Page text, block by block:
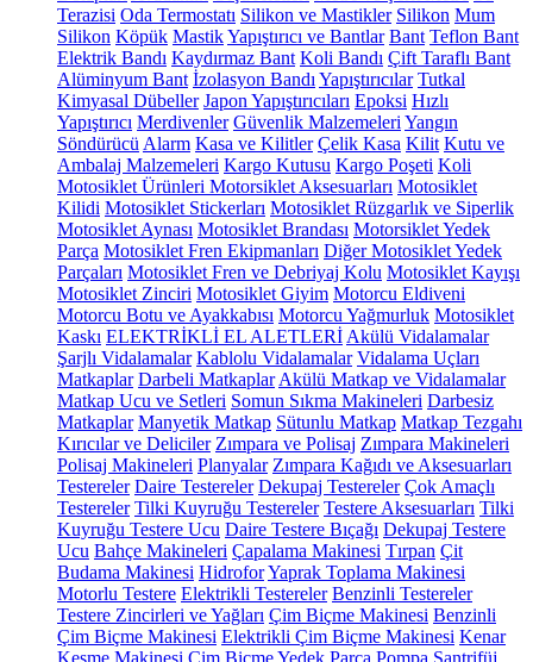
Terazisi Oda Termostatı Silikon ve Mastikler Silikon Mum
Silikon Köpük MastikYapıştırıcı ve Bantlar Bant Teflon Bant
Elektrik Bandı Kaydırmaz Bant Koli Bandı Çift Taraflı Bant
Alüminyum Bant İzolasyon Bandı Yapıştırıcılar Tutkal
Kimyasal Dübeller Japon Yapıştırıcıları Epoksi Hızlı
Yapıştırıcı Merdivenler Güvenlik Malzemeleri Yangın
Söndürücü Alarm Kasa ve Kilitler Çelik Kasa Kilit Kutu ve
Ambalaj Malzemeleri Kargo Kutusu Kargo Poşeti Koli
Motosiklet Ürünleri Motorsiklet Aksesuarları Motosiklet
Kilidi Motosiklet Stickerları Motosiklet Rüzgarlık ve Siperlik
Motosiklet Aynası Motosiklet Brandası Motorsiklet Yedek
Parça Motosiklet Fren Ekipmanları Diğer Motosiklet Yedek
Parçaları Motosiklet Fren ve Debriyaj Kolu Motosiklet Kayışı
Motosiklet Zinciri Motosiklet Giyim Motorcu Eldiveni
Motorcu Botu ve Ayakkabısı Motorcu Yağmurluk Motosiklet
Kaskı ELEKTRİKLİ EL ALETLERİ Akülü Vidalamalar
Şarjlı Vidalamalar Kablolu Vidalamalar Vidalama Uçları
Matkaplar Darbeli Matkaplar Akülü Matkap ve Vidalamalar
Matkap Ucu ve Setleri Somun Sıkma Makineleri Darbesiz
Matkaplar Manyetik Matkap Sütunlu Matkap Matkap Tezgahı
Kırıcılar ve Deliciler Zımpara ve Polisaj Zımpara Makineleri
Polisaj Makineleri Planyalar Zımpara Kağıdı ve Aksesuarları
Testereler Daire Testereler Dekupaj Testereler Çok Amaçlı
Testereler Tilki Kuyruğu Testereler Testere Aksesuarları Tilki
Kuyruğu Testere Ucu Daire Testere Bıçağı Dekupaj Testere
Ucu Bahçe Makineleri Çapalama Makinesi Tırpan Çit
Budama Makinesi HidroforYaprak Toplama Makinesi
Motorlu Testere Elektrikli Testereler Benzinli Testereler
Testere Zincirleri ve Yağları Çim Biçme Makinesi Benzinli
Çim Biçme Makinesi Elektrikli Çim Biçme Makinesi Kenar
Kesme Makinesi Çim Biçme Yedek Parça Pompa Santrifüj